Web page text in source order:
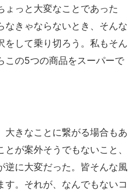
ょっと大変なことであった
なきゃならないとき、そんな
をして乗り切ろう。私もそん
この5つの商品をスーパーで
大きなことに繋がる場合もあ
が案外そうでもないこと、
逆に大変だった。皆そんな風
す。それが、なんでもないコ